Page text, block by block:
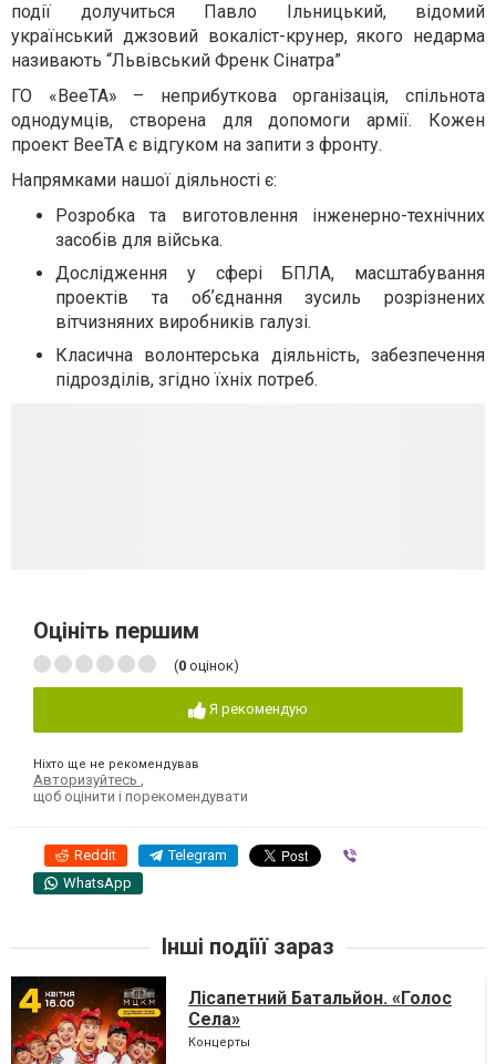
події долучиться Павло Ільницький, відомий
український джзовий вокаліст-крунер, якого недарма
називають “Львівський Френк Сінатра”
ГО «ВееТА» – неприбуткова організація, спільнота
однодумців, створена для допомоги армії. Кожен
проект ВееТА є відгуком на запити з фронту.
Напрямками нашої діяльності є:
Розробка та виготовлення інженерно-технічних
засобів для війська.
Дослідження у сфері БПЛА, масштабування
проектів та обʼєднання зусиль розрізнених
вітчизняних виробників галузі.
Класична волонтерська діяльність, забезпечення
підрозділів, згідно їхніх потреб.
Оцініть першим
(0 оцінок)
Я рекомендую
Ніхто ще не рекомендував
Авторизуйтесь
щоб оцінити і порекомендувати
Reddit Telegram
WhatsApp
Інші подіїї зараз
Лісапетний Батальйон. «Голос
Села»
Концерты